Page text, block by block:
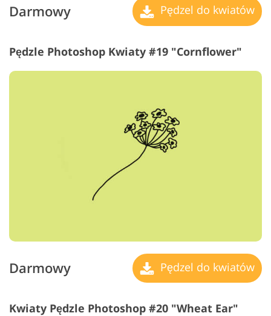
Darmowy Pędzel do kwiatów
Pędzle Photoshop Kwiaty #19 "Cornflower"
Darmowy Pędzel do kwiatów
Kwiaty Pędzle Photoshop #20 "Wheat Ear"